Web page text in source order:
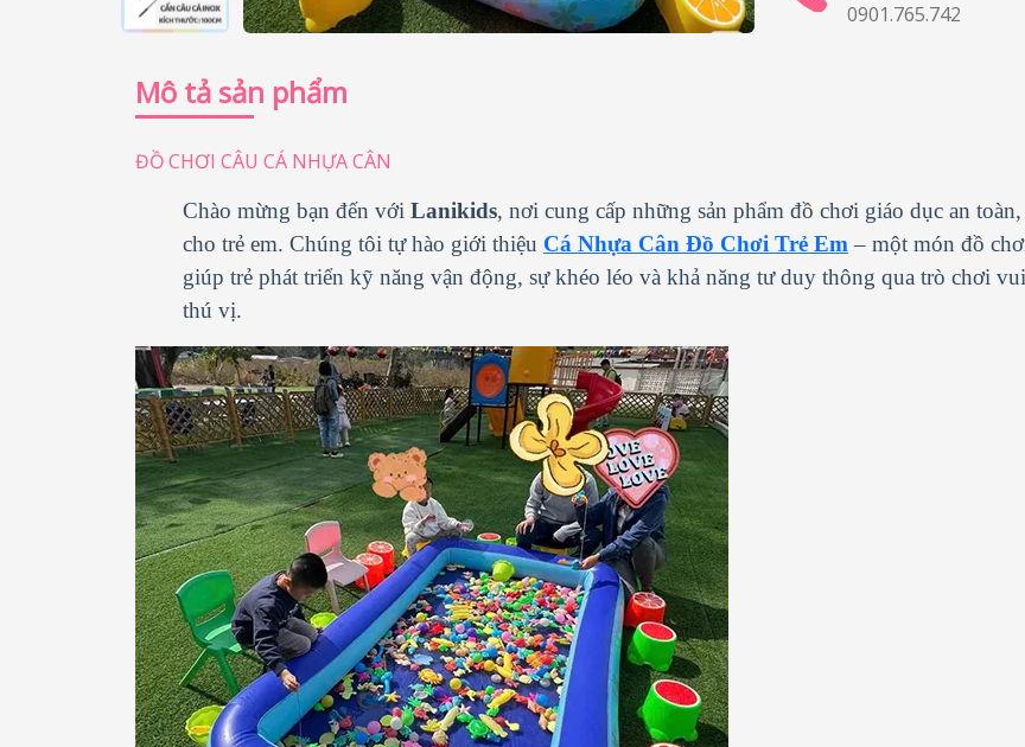
0901.765.742
Mô tả sản phẩm
ĐỒ CHƠI CÂU CÁ NHỰA CÂN
Chào mừng bạn đến với Lanikids, nơi cung cấp những sản phẩm đồ chơi giáo dục an
cho trẻ em. Chúng tôi tự hào giới thiệu Cá Nhựa Cân Đồ Chơi Trẻ Em – một món đồ
giúp trẻ phát triển kỹ năng vận động, sự khéo léo và khả năng tư duy thông qua trò chơi
thú vị.